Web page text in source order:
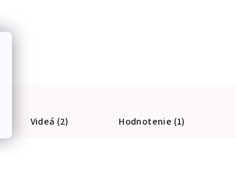
Videá (2) Hodnotenie (1)